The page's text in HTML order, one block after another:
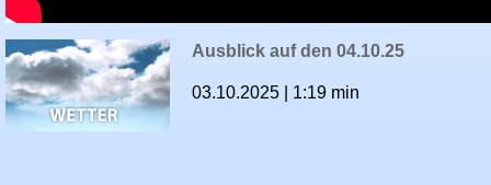
Ausblick auf den 04.10.25
03.10.2025 | 1:19 min